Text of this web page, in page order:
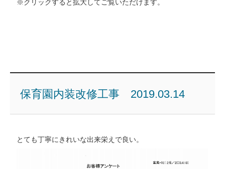
※クリックすると拡大してご覧いただけます。
保育園内装改修工事 2019.03.14
とても丁寧にきれいな出来栄えで良い。